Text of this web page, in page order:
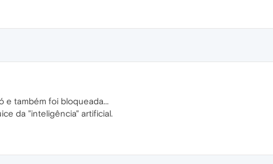
e também foi bloqueada...
da "inteligência" artificial.